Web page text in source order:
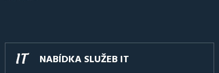
NABÍDKA SLUŽEB IT